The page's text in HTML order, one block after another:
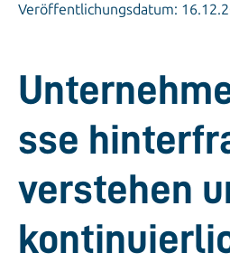
Veröffentlichungsdatum:
sse
verstehen